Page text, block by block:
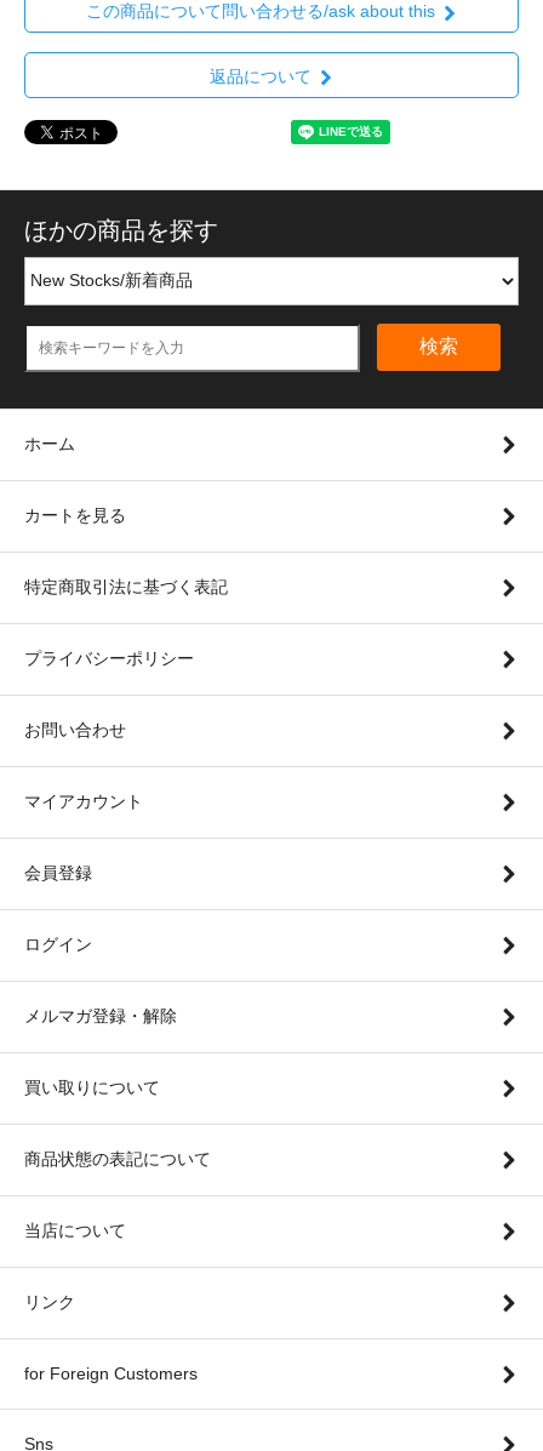
この商品について問い合わせる/ask about this
返品について
ほかの商品を探す
検索
ホーム
カートを見る
特定商取引法に基づく表記
プライバシーポリシー
お問い合わせ
マイアカウント
会員登録
ログイン
メルマガ登録・解除
買い取りについて
商品状態の表記について
当店について
リンク
for Foreign Customers
Sns